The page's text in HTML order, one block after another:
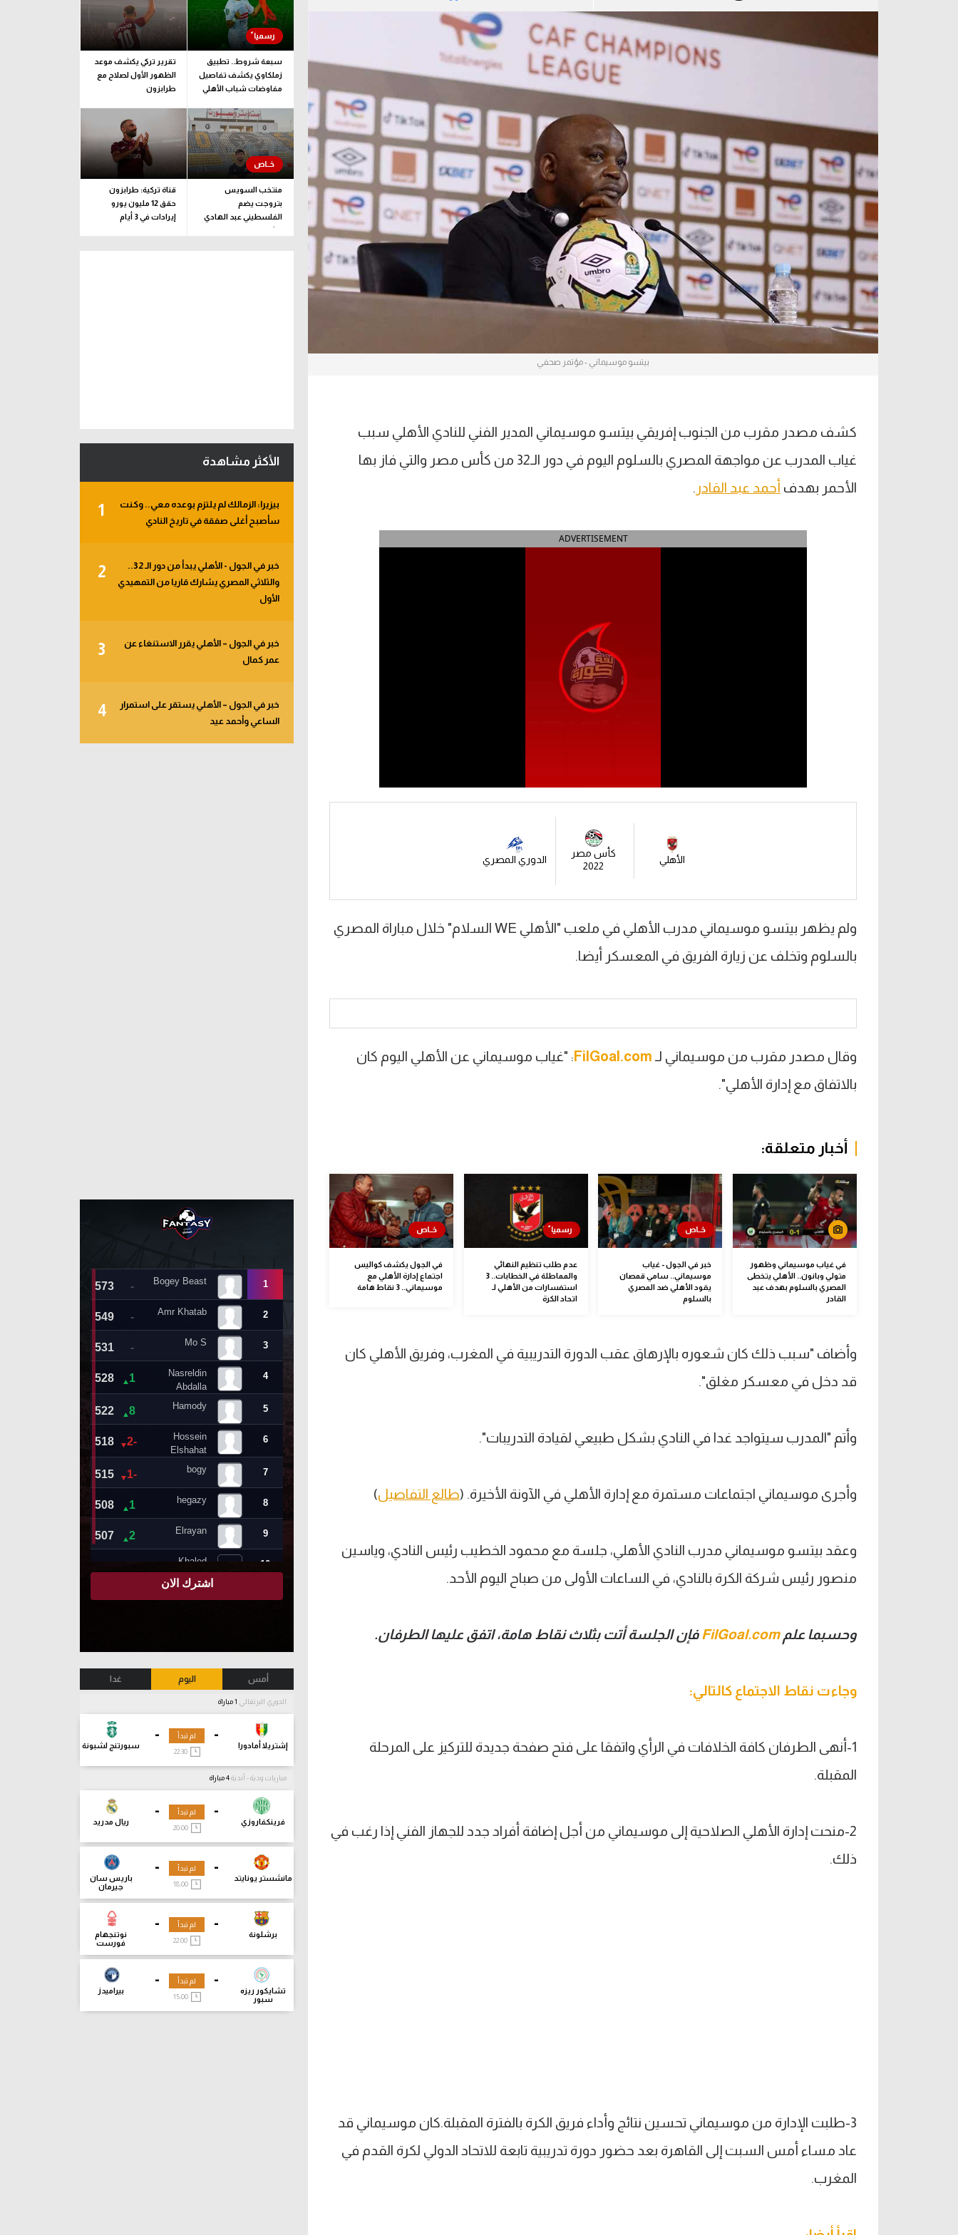
ركن الألعاب
الدوري السعودي للمحترفين
دوري أبطال أوروبا
دوري أبطال إفريقيا
دوري أبطال أوروبا
القسم الثاني
رياضات أخرى
ركن الألعاب
بيتسو موسيماني - مؤتمر صحفي
كشف مصدر مقرب من الجنوب إفريقي بيتسو موسيماني المدير الفني للنادي الأهلي سبب
غياب المدرب عن مواجهة المصري بالسلوم اليوم في دور الـ32 من كأس مصر والتي فاز بها
الأحمر بهدف أحمد عبد القادر .
ADVERTISEMENT
الأهلي
كأس مصر
2022
الدوري المصري
ولم يظهر بيتسو موسيماني مدرب الأهلي في ملعب "الأهلي WE السلام" خلال مباراة المصري
بالسلوم وتخلف عن زيارة الفريق في المعسكر أيضا.
وقال مصدر مقرب من موسيماني لـ FilGoal.com: "غياب موسيماني عن الأهلي اليوم كان
بالاتفاق مع إدارة الأهلي".
أخبار متعلقة:
في غياب موسيماني وظهور
متولي وبانون.. الأهلي يتخطى
المصري بالسلوم بهدف عبد
القادر
خبر في الجول - غياب
موسيماني.. سامي قمصان
يقود الأهلي ضد المصري
بالسلوم
عدم طلب تنظيم النهائي
والمماطلة في الخطابات.. 3
استفسارات من الأهلي لـ
اتحاد الكرة
في الجول يكشف كواليس
اجتماع إدارة الأهلي مع
موسيماني.. 3 نقاط هامة
وأضاف "سبب ذلك كان شعوره بالإرهاق عقب الدورة التدريبية في المغرب، وفريق الأهلي كان
قد دخل في معسكر مغلق".
وأتم "المدرب سيتواجد غدا في النادي بشكل طبيعي لقيادة التدريبات".
وأجرى موسيماني اجتماعات مستمرة مع إدارة الأهلي في الآونة الأخيرة. (طالع التفاصيل)
وعقد بيتسو موسيماني مدرب النادي الأهلي، جلسة مع محمود الخطيب رئيس النادي، وياسين
منصور رئيس شركة الكرة بالنادي، في الساعات الأولى من صباح اليوم الأحد.
وحسبما علمFilGoal.comفإن الجلسة أتت بثلاث نقاط هامة، اتفق عليها الطرفان.
وجاءت نقاط الاجتماع كالتالي:
1-أنهى الطرفان كافة الخلافات في الرأي واتفقا على فتح صفحة جديدة للتركيز على المرحلة
المقبلة.
2-منحت إدارة الأهلي الصلاحية إلى موسيماني من أجل إضافة أفراد جدد للجهاز الفني إذا رغب في
ذلك.
3-طلبت الإدارة من موسيماني تحسين نتائج وأداء فريق الكرة بالفترة المقبلة.كان موسيماني قد
عاد مساء أمس السبت إلى القاهرة بعد حضور دورة تدريبية تابعة للاتحاد الدولي لكرة القدم في
المغرب.
سبعة شروط.. تطبيق
زملكاوي يكشف تفاصيل
مفاوضات شباب الأهلي
تقرير تركي يكشف موعد
الظهور الأول لصلاح مع
طرابزون
منتخب السويس
بتروجت يضم
الفلسطيني عبد الهادي
راشد
قناة تركية: طرابزون
حقق 12 مليون يورو
إيرادات في 3 أيام
الأكثر مشاهدة
1
بيزيرا: الزمالك لم يلتزم بوعده معي.. وكنت
سأصبح أغلى صفقة في تاريخ النادي
2
خبر في الجول - الأهلي يبدأ من دور الـ 32..
والثلاثي المصري يشارك قاريا من التمهيدي
الأول
3
خبر في الجول – الأهلي يقرر الاستنغاء عن
عمر كمال
4
خبر في الجول – الأهلي يستقر على استمرار
الساعي وأحمد عيد
أمس اليوم غدا
الدوري البرتغالي
-
إشتريلا أمادورا
-
سبورتنج لشبونة
لم تبدأ
22:30
مباريات ودية - أندية
-
فرينكفاروزي
-
ريال مدريد
لم تبدأ
20:00
-
مانشستر يونايتد
-
باريس سان
جيرمان
لم تبدأ
18:00
-
برشلونة
-
نوتنجهام
فورست
لم تبدأ
-
تشايكور ريزه
سبور
-
بيراميدز
لم تبدأ
15:00